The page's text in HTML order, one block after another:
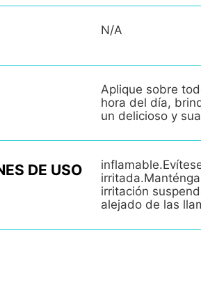
N/A
Aplique sobre
hora del día,
un delicioso y
DE USO
irritación
alejado de las